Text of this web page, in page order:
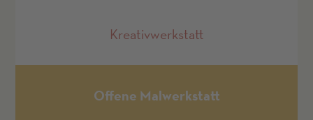
Kreativwerkstatt
Offene Malwerkstatt